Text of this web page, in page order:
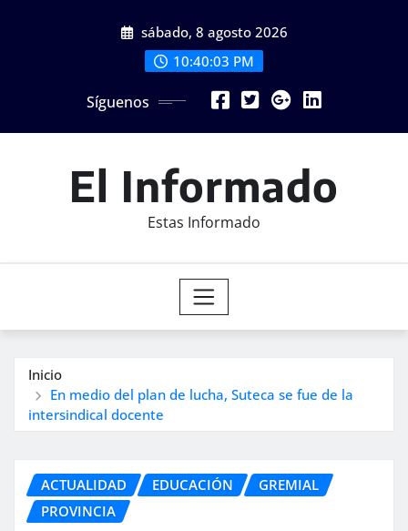
sábado, 8 agosto 2026
10:40:05 PM
Síguenos
El Informado
Estas Informado
Inicio
En medio del plan de lucha, Suteca se fue de la
intersindical docente
ACTUALIDAD EDUCACIÓN
GREMIAL
PROVINCIA